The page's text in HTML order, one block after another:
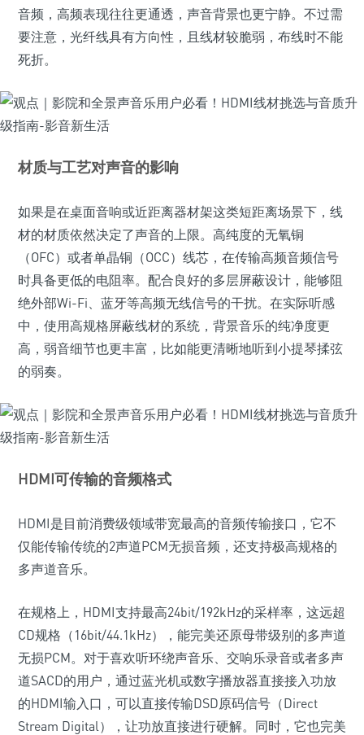
音频，高频表现往往更通透，声音背景也更宁静。不过需
要注意，光纤线具有方向性，且线材较脆弱，布线时不能
死折。
材质与工艺对声音的影响
如果是在桌面音响或近距离器材架这类短距离场景下，线
材的材质依然决定了声音的上限。高纯度的无氧铜
（OFC）或者单晶铜（OCC）线芯，在传输高频音频信号
时具备更低的电阻率。配合良好的多层屏蔽设计，能够阻
绝外部Wi-Fi、蓝牙等高频无线信号的干扰。在实际听感
中，使用高规格屏蔽线材的系统，背景音乐的纯净度更
高，弱音细节也更丰富，比如能更清晰地听到小提琴揉弦
的弱奏。
HDMI可传输的音频格式
HDMI是目前消费级领域带宽最高的音频传输接口，它不
仅能传输传统的2声道PCM无损音频，还支持极高规格的
多声道音乐。
在规格上，HDMI支持最高24bit/192kHz的采样率，这远超
CD规格（16bit/44.1kHz），能完美还原母带级别的多声道
无损PCM。对于喜欢听环绕声音乐、交响乐录音或者多声
道SACD的用户，通过蓝光机或数字播放器直接接入功放
的HDMI输入口，可以直接传输DSD原码信号（Direct
Stream Digital），让功放直接进行硬解。同时，它也完美